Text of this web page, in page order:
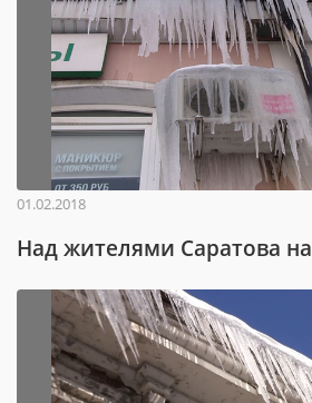
01.02.2018
Над жителями Саратова